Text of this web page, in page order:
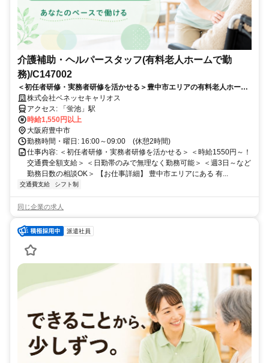
介護補助・ヘルパースタッフ(有料老人ホームで勤
務)/C147002
＜初任者研修・実務者研修を活かせる＞豊中市エリアの有料老人ホーム
勤務♪時給1550円～！日勤のみ・週3日～相談OK！
株式会社ベネッセキャリオス
アクセス: 「蛍池」駅
時給1,550円以上
大阪府豊中市
勤務時間・曜日: 16:00～09:00 (休憩2時間)
仕事内容: ＜初任者研修・実務者研修を活かせる＞ ＜時給1550円～！
交通費全額支給＞ ＜日勤帯のみで無理なく勤務可能＞ ＜週3日～など
勤務日数の相談OK＞ 【お仕事詳細】 豊中市エリアにある 有...
交通費支給 シフト制
同じ企業の求人
派遣社員